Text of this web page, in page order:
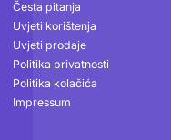
Česta pitanja
Uvjeti korištenja
Uvjeti prodaje
Politika privatnosti
Politika kolačića
Impressum